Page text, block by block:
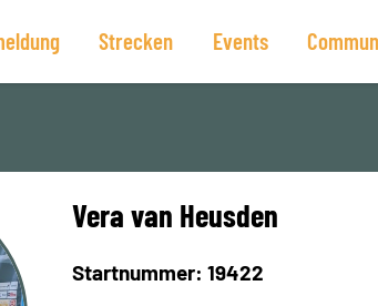
Strecken Events
Vera van Heusden
Startnummer: 19422